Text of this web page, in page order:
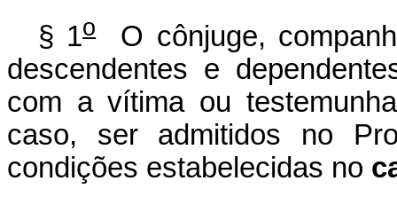
§ 1oO cônjuge,
descendentes e
com a vítima ou
caso, ser admitidos no
condições estabelecidas no